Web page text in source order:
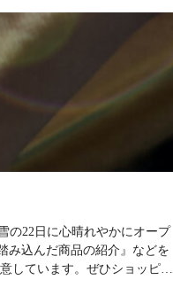
の22日に心晴れやかにオープ
込んだ商品の紹介』などを
しています。ぜひショッピン